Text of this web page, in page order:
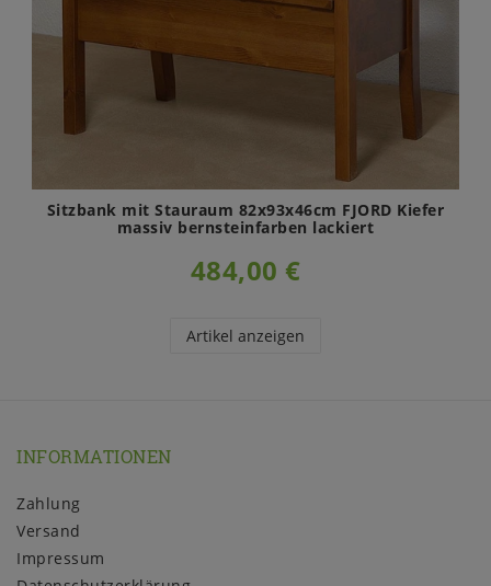
Sitzbank mit Stauraum 82x93x46cm FJORD Kiefer
massiv bernsteinfarben lackiert
484,00 €
Artikel anzeigen
INFORMATIONEN
Zahlung
Versand
Impressum